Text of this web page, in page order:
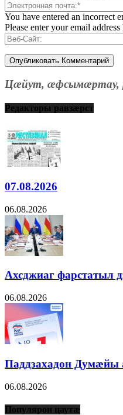
You have entered an incorrect
Please enter your email address
Цæйут, æфсымæртау,
Редакторы равзæрст
07.08.2026
06.08.2026
Ахсджиаг фарстатыл
06.08.2026
Паддзахадон Думæйы
06.08.2026
Популярон цаутæ